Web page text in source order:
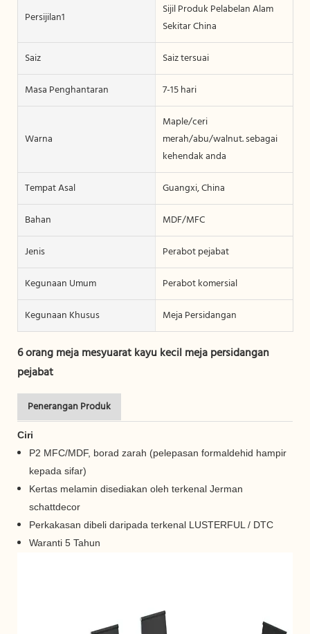
Persijilan1
Sijil Produk Pelabelan Alam
Sekitar China
Saiz
Saiz tersuai
Masa Penghantaran
7-15 hari
Warna
Maple/ceri
merah/abu/walnut. sebagai
kehendak anda
Tempat Asal
Guangxi, China
Bahan
MDF/MFC
Jenis
Perabot pejabat
Kegunaan Umum
Perabot komersial
Kegunaan Khusus
Meja Persidangan
6 orang meja mesyuarat kayu kecil meja persidangan
pejabat
Penerangan Produk
Ciri
P2 MFC/MDF, borad zarah (pelepasan formaldehid hampir
kepada sifar)
Kertas melamin disediakan oleh terkenal Jerman
schattdecor
Perkakasan dibeli daripada terkenal LUSTERFUL / DTC
Waranti 5 Tahun